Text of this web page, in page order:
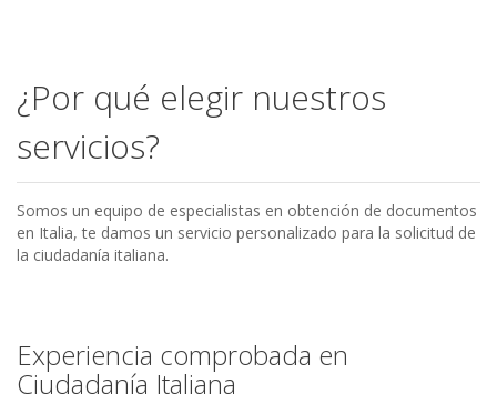
¿Por qué elegir nuestros
servicios?
Somos un equipo de especialistas en obtención de documentos
en Italia, te damos un servicio personalizado para la solicitud de
la ciudadanía italiana.
Experiencia comprobada en
Ciudadanía Italiana